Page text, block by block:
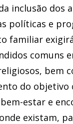
inclusão dos
políticas e
familiar
comuns
bem
do objetivo
estar e
existam,